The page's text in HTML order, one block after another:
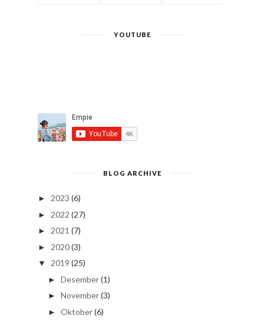
YOUTUBE
BLOG ARCHIVE
► 2023 (6)
► 2022 (27)
► 2021 (7)
► 2020(3)
▼ 2019 (25)
► Desember(1)
► November(3)
► Oktober(6)